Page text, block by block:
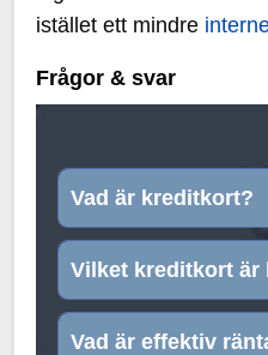
istället ett mindre
Frågor & svar
Vad är kreditkort?
Vilket kreditkort är
Vad är effektiv